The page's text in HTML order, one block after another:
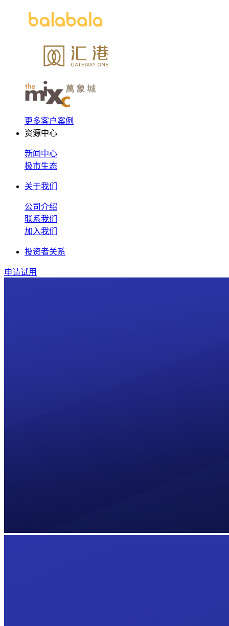
更多客户案例
资源中心
新闻中心
极市生态
关于我们
公司介绍
联系我们
加入我们
投资者关系
申请试用